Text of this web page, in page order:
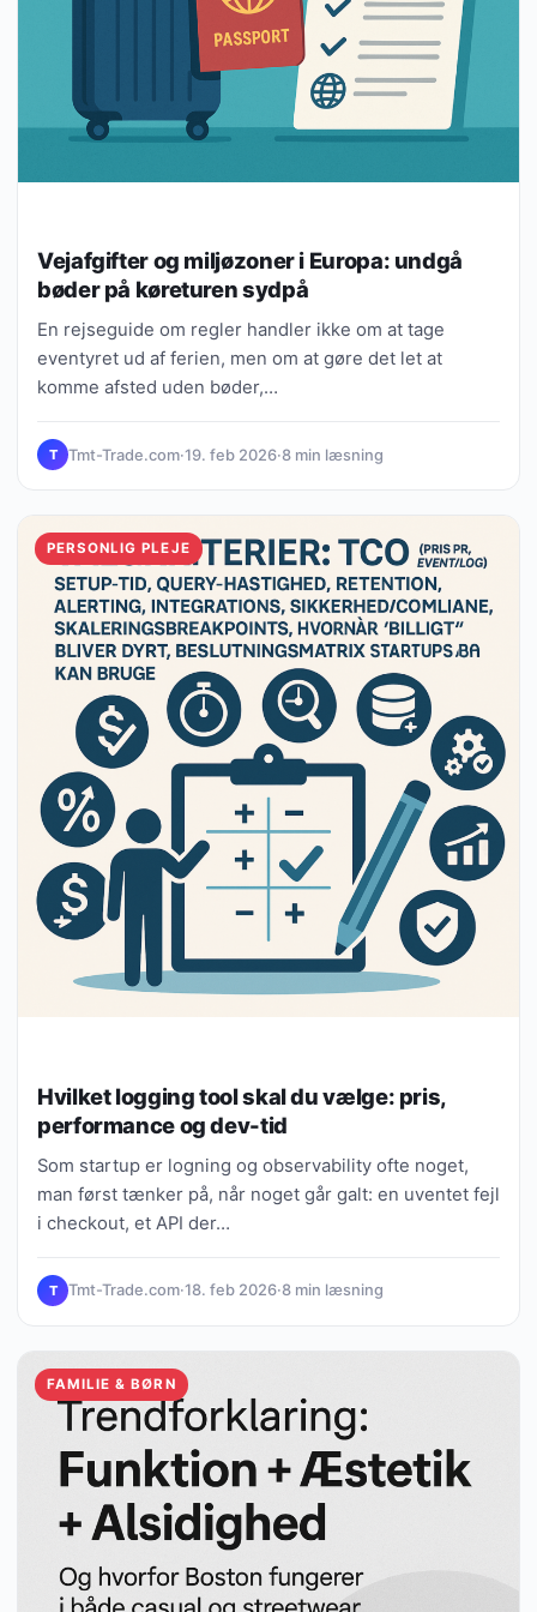
Vejafgifter og miljøzoner i Europa: undgå
bøder på køreturen sydpå
En rejseguide om regler handler ikke om at tage
eventyret ud af ferien, men om at gøre det let at
komme afsted uden bøder,…
T Tmt-Trade.com·19. feb 2026·8 min læsning
PERSONLIG PLEJE
Hvilket logging tool skal du vælge: pris,
performance og dev-tid
Som startup er logning og observability ofte noget,
man først tænker på, når noget går galt: en uventet fejl
i checkout, et API der…
T Tmt-Trade.com·18. feb 2026·8 min læsning
FAMILIE & BØRN